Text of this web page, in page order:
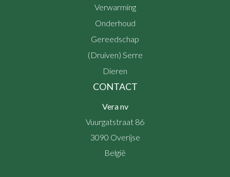
Verwarming
Onderhoud
Gereedschap
(Druiven) Serre
Dieren
CONTACT
Vera nv
Vuurgatstraat 86
3090 Overijse
België